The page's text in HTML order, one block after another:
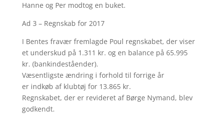
Hanne og Per modtog en buket.
Ad 3 – Regnskab for 2017
I Bentes fravær fremlagde Poul regnskabet, der viser
et underskud på 1.311 kr. og en balance på 65.995
kr. (bankindeståender).
Væsentligste ændring i forhold til forrige år
er indkøb af klubtøj for 13.865 kr.
Regnskabet, der er revideret af Børge Nymand, blev
godkendt.